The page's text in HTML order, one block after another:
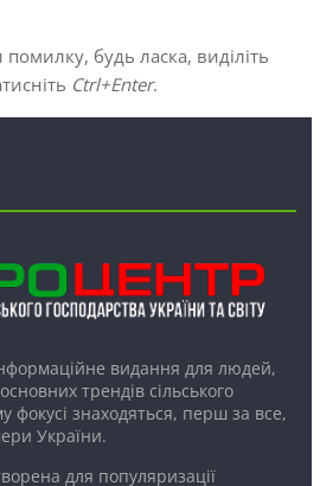
будь ласка, виділіть
Ctrl+Enter.
видання для людей,
трендів сільського
фокусі знаходяться, перш за все,
України.
для популяризації